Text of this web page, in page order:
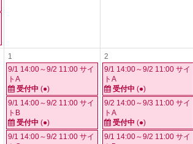
1
9/1 14:00～9/2 11:00 サイ
トA
受付中 (●)
9/1 14:00～9/2 11:00 サイ
トB
受付中 (●)
9/1 14:00～9/2 11:00 サイ
2
9/1 14:00～9/2 11:00 サイ
トA
受付中 (●)
9/2 14:00～9/3 11:00 サイ
トA
受付中 (●)
9/1 14:00～9/2 11:00 サイ